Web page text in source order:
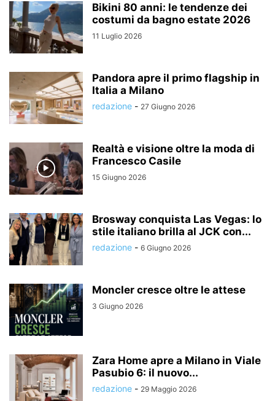
Bikini 80 anni: le tendenze dei
costumi da bagno estate 2026
11 Luglio 2026
Pandora apre il primo flagship in
Italia a Milano
redazione - 27 Giugno 2026
Realtà e visione oltre la moda di
Francesco Casile
15 Giugno 2026
Brosway conquista Las Vegas: lo
stile italiano brilla al JCK con...
redazione - 6 Giugno 2026
Moncler cresce oltre le attese
3 Giugno 2026
Zara Home apre a Milano in Viale
Pasubio 6: il nuovo...
redazione - 29 Maggio 2026